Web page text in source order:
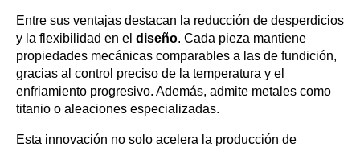
Entre sus ventajas destacan la reducción de desperdicios
y la flexibilidad en el diseño. Cada pieza mantiene
propiedades mecánicas comparables a las de fundición,
gracias al control preciso de la temperatura y el
enfriamiento progresivo. Además, admite metales como
titanio o aleaciones especializadas.
Esta innovación no solo acelera la producción de